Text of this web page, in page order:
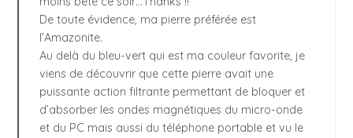
De toute évidence, ma pierre préférée est
l’Amazonite.
Au delà du bleu-vert qui est ma couleur favorite, je
viens de découvrir que cette pierre avait une
puissante action filtrante permettant de bloquer et
d’absorber les ondes magnétiques du micro-onde
et du PC mais aussi du téléphone portable et vu le